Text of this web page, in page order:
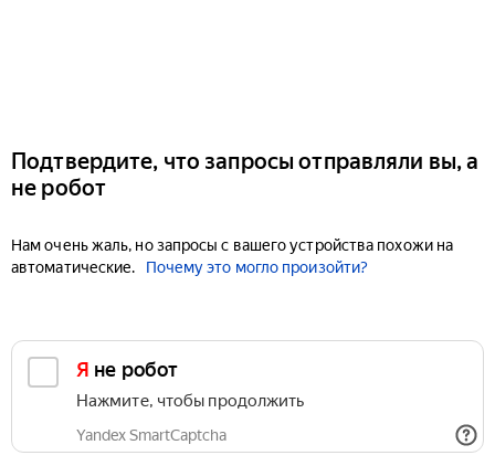
Подтвердите, что запросы отправляли вы, а
не робот
Нам очень жаль, но запросы с вашего устройства похожи на
автоматические.
Почему это могло произойти?
Я не робот
Нажмите, чтобы продолжить
Yandex SmartCaptcha